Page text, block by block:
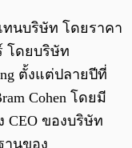
ทนบริษัท โดยราคา
โดยบริษัท
ตั้งแต่ปลายปีที่
Cohen โดยมี
CEO ของบริษัท
านของ